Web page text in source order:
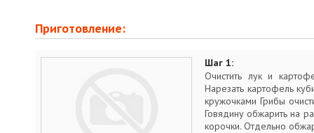
Приготовление:
Шаг 1:
Очистить лук и
Нарезать картофель
кружочками Грибы
Говядину обжарить на
корочки. Отдельно